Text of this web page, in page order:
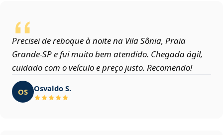
Precisei de reboque à noite na Vila Sônia, Praia
Grande‑SP e fui muito bem atendido. Chegada ágil,
cuidado com o veículo e preço justo. Recomendo!
OS Osvaldo S.